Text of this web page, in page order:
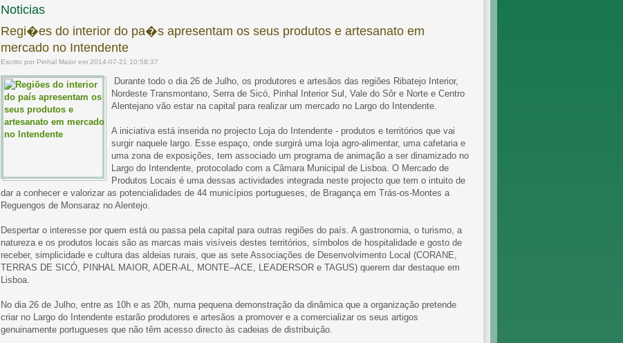
Noticias
Regi�es do interior do pa�s apresentam os seus produtos e artesanato em
mercado no Intendente
Escrito por Pinhal Maior em 2014-07-21 10:58:37
Durante todo o dia 26 de Julho, os produtores e artesãos das regiões Ribatejo Interior,
Nordeste Transmontano, Serra de Sicó, Pinhal Interior Sul, Vale do Sôr e Norte e Centro
Alentejano vão estar na capital para realizar um mercado no Largo do Intendente.
A iniciativa está inserida no projecto Loja do Intendente - produtos e territórios que vai
surgir naquele largo. Esse espaço, onde surgirá uma loja agro-alimentar, uma cafetaria e
uma zona de exposições, tem associado um programa de animação a ser dinamizado no
Largo do Intendente, protocolado com a Câmara Municipal de Lisboa. O Mercado de
Produtos Locais é uma dessas actividades integrada neste projecto que tem o intuito de
dar a conhecer e valorizar as potencialidades de 44 municípios portugueses, de Bragança em Trás-os-Montes a
Reguengos de Monsaraz no Alentejo.
Despertar o interesse por quem está ou passa pela capital para outras regiões do país. A gastronomia, o turismo, a
natureza e os produtos locais são as marcas mais visíveis destes territórios, símbolos de hospitalidade e gosto de
receber, simplicidade e cultura das aldeias rurais, que as sete Associações de Desenvolvimento Local (CORANE,
TERRAS DE SICÓ, PINHAL MAIOR, ADER-AL, MONTE–ACE, LEADERSOR e TAGUS) querem dar destaque em
Lisboa.
No dia 26 de Julho, entre as 10h e as 20h, numa pequena demonstração da dinâmica que a organização pretende
criar no Largo do Intendente estarão produtores e artesãos a promover e a comercializar os seus artigos
genuinamente portugueses que não têm acesso directo às cadeias de distribuição.